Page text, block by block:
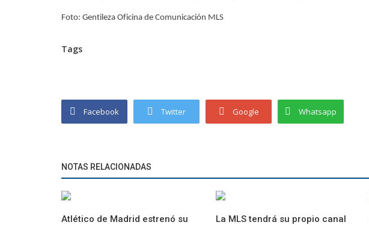
Foto: Gentileza Oficina de Comunicación MLS
Tags
Facebook Twitter Google Whatsapp
NOTAS RELACIONADAS
Atlético de Madrid estrenó su
La MLS tendrá su propio canal